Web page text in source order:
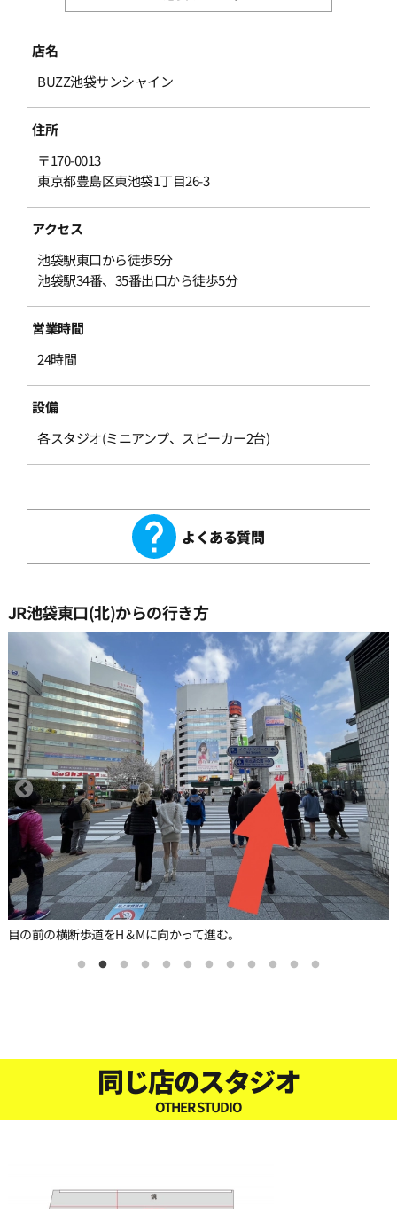
店名
BUZZ池袋サンシャイン
住所
〒170-0013
東京都豊島区東池袋1丁目26-3
アクセス
池袋駅東口から徒歩5分
池袋駅34番、35番出口から徒歩5分
営業時間
24時間
設備
各スタジオ(ミニアンプ、スピーカー2台)
よくある質問
JR池袋東口(北)からの行き方
目の前の横断歩道をH＆Mに向かって進む。
同じ店のスタジオ
OTHER STUDIO